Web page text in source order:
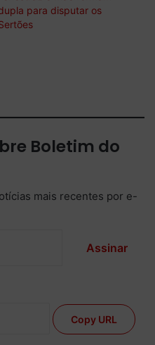
para disputar os
Boletim do
mais recentes por e-
Assinar
Copy URL